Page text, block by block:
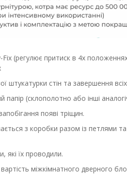
Fix ​​(регулює притиск в 4х
штукатурки стін та завершення
(склополотно або інші
появі тріщин.
з коробки разом із петлями
які їх проводили.
міжкімнатного дверного